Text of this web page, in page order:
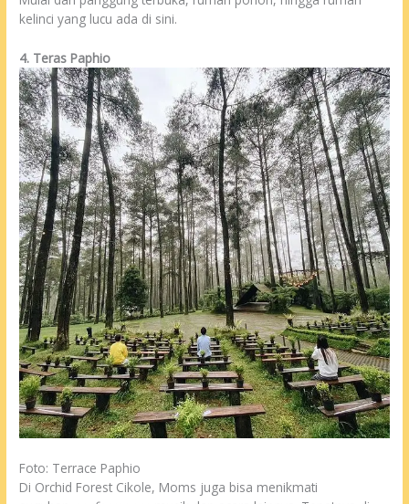
kelinci yang lucu ada di sini.
4. Teras Paphio
Foto: Terrace Paphio
Di Orchid Forest Cikole, Moms juga bisa menikmati